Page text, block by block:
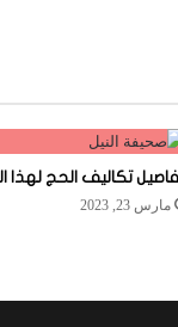
تكاليف الحج لهذا
مارس 23, 2023